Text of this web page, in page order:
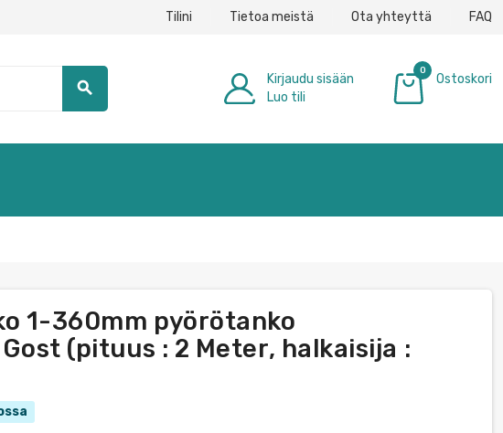
Tilini Tietoa meistä Ota yhteyttä FAQ
search
Kirjaudu sisään
Luo tili
0
Ostoskori
1-360mm pyörötanko
(pituus : 2 Meter, halkaisija :